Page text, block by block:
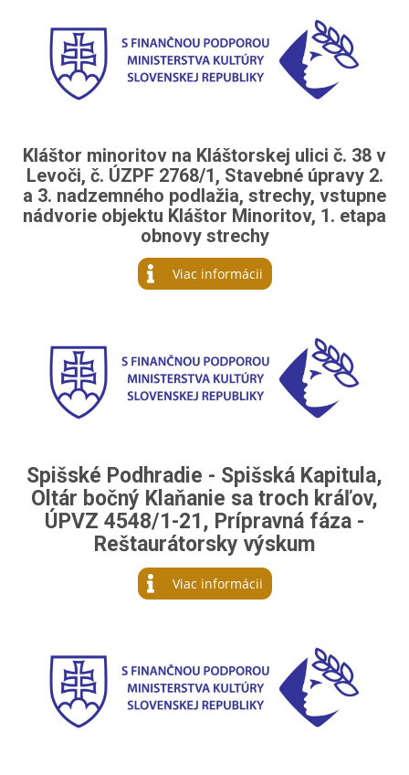
Kláštor minoritov na Kláštorskej ulici č. 38 v
Levoči, č. ÚZPF 2768/1, Stavebné úpravy 2.
a 3. nadzemného podlažia, strechy, vstupne
nádvorie objektu Kláštor Minoritov, 1. etapa
obnovy strechy
Viac informácii
Spišské Podhradie - Spišská Kapitula,
Oltár bočný Klaňanie sa troch kráľov,
ÚPVZ 4548/1-21, Prípravná fáza -
Reštaurátorsky výskum
Viac informácii